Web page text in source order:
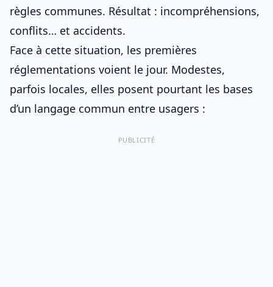
règles communes. Résultat : incompréhensions,
conflits… et accidents.
Face à cette situation, les premières
réglementations voient le jour. Modestes,
parfois locales, elles posent pourtant les bases
d’un langage commun entre usagers :
PUBLICITÉ